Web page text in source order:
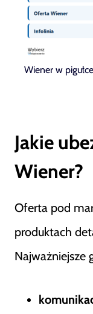
Wiener w
Jakie
Wiener?
Oferta pod
produktach
Najważniejsze